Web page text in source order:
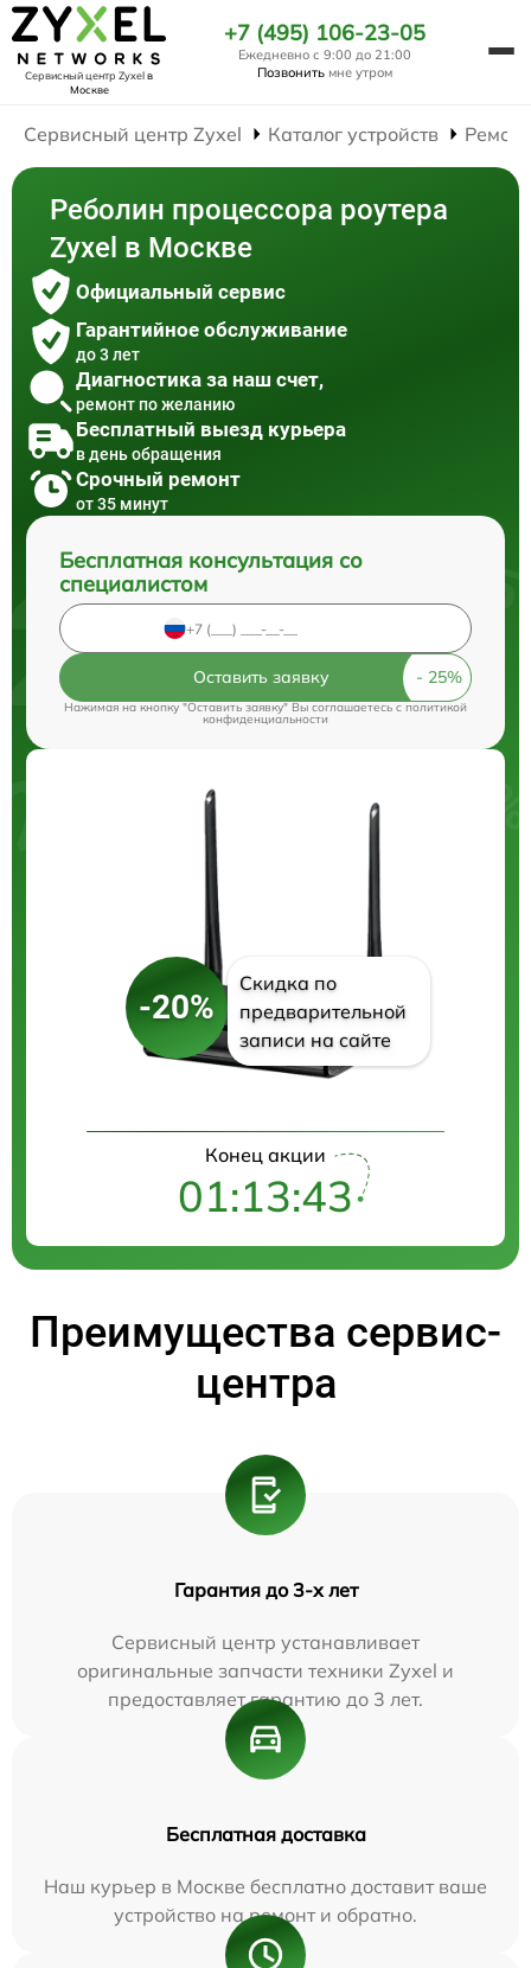
Сервисный центр Zyxelв
Москве
+7 (495) 106-23-05
Ежедневно с 9:00 до 21:00
Позвонить мне утром
Сервисный центр Zyxel Каталог устройств
Реболин процессора роутера
Zyxel в Москве
Официальный сервис
Гарантийное обслуживание
до 3 лет
Диагностика за наш счет,
ремонт по желанию
Бесплатный выезд курьера
в день обращения
Срочный ремонт
от 35 минут
Бесплатная консультация со
специалистом
Оставить заявку
Нажимая на кнопку "Оставить заявку" Вы соглашаетесь cполитикой
конфиденциальности
-20%
Скидка по
предварительной
записи на сайте
Конец акции
01:13:42
Преимущества сервис-
центра
Гарантия до 3-х лет
Сервисный центр устанавливает
оригинальные запчасти техники Zyxel и
предоставляет гарантию до 3 лет.
Бесплатная доставка
Наш курьер в Москве бесплатно доставит ваше
устройство на ремонт и обратно.